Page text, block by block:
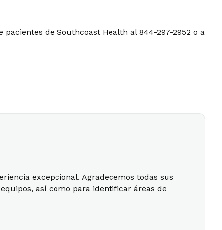
de Southcoast Health al 844-297-2952 o a
excepcional. Agradecemos todas sus
así como para identificar áreas de